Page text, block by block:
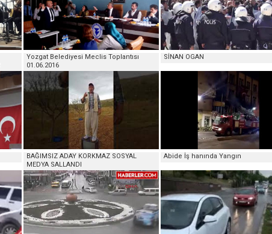
Yozgat Belediyesi Meclis Toplantısı
01.06.2016
SİNAN OGAN
BAĞIMSIZ ADAY KORKMAZ SOSYAL
MEDYA SALLANDI
Abide İş hanında Yangın